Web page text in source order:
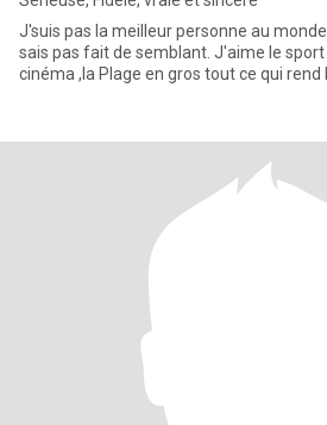
J'suis pas la meilleur personne au
sais pas fait de semblant. J'aime le sport
cinéma ,la Plage en gros tout ce qui rend